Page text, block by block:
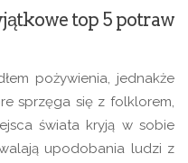
top 5 potraw
pożywienia, jednakże
sprzęga się z folklorem,
świata kryją w sobie
upodobania ludzi z